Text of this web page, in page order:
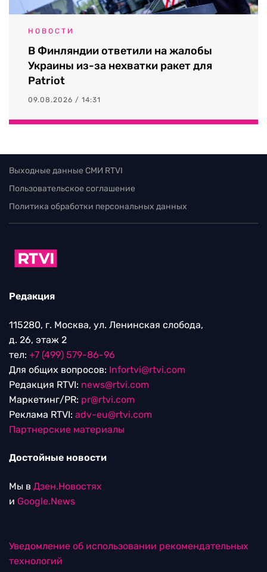
НОВОСТИ
В Финляндии ответили на жалобы
Украины из-за нехватки ракет для
Patriot
09.08.2026 / 14:31
Выходные данные СМИ RTVI
Пользовательское соглашение
Политика обработки персональных данных
Редакция
115280, г. Москва, ул. Ленинская слобода,
д. 26, этаж 2
тел: +7 (499) 579-86-96
Для общих вопросов: Infortvi@rtvi.com
Редакция RTVI: news@rtvi.com
Маркетинг/PR: pr@rtvi.com
Реклама RTVI: adv-eu@rtvi.com
Партнерские материалы
Достойные новости
Мы в Дзен.Новостях
и Google.News
Уведомление об использовании рекомендательных
технологий